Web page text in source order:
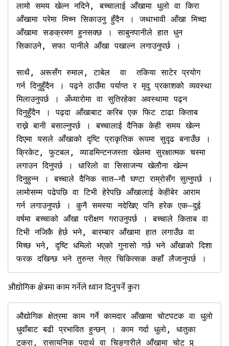
लामो समय खेल्न नदिने, बच्चालाई आँखामा धुलो वा किरा
आँखामा परेमा मिच्न सिकाउनु हुँदैन । जथाभावी आँखा मिच्दा
आँखामा सङक्रमण हुनसक्छ । साबुनपानीले हात धुन
सिकाउने, सफा पानीले आँखा पखाल्न लगाउनुपर्छ ।
साथै, अरूसँग रुमाल, टाबेल  वा  तकिया साटेर प्रयोग
गर्न दिनुहुँदैन । पढ्ने ठाउँमा पर्याप्त र मृदु प्रकाशको व्यवस्था
मिलाउनुपर्छ । अँध्यारोमा वा सुतिरहेका अवस्थामा पढ्न
दिनुहुँदैन । पढ्दा आँखाबाट करिब एक फिट टाढा किताब
राख्ने बानी बसाल्नुपर्छ । बच्चालाई दैनिक केही समय खेल्न
दिएमा यसले आँखाको दृष्टि प्राकृतिक रूपमा सुदृढ बनाउँछ ।
क्रिकेट, फुटबल, व्याडमिन्टनजस्ता खेलमा सुरक्षात्मक चस्मा
लगाउन दिनुपर्छ । धारिलो वा सिसाजन्य खेलौना खेल्न
दिनुहुन्न । बच्चाले दैनिक सात–नौ घण्टा राम्रोसँग सुत्नुपर्छ ।
लामोसम्म पढेपछि वा टिभी हेरेपछि आँखालाई केहीबेर आराम
गर्न लगाउनुपर्छ । कुनै समस्या नदेखिए पनि हरेक एक–दुई
वर्षमा बच्चाको आँखा परीक्षण गराउनुपर्छ । बच्चाले किताब वा
टिभी नजिकै हेर्छ भने, बारम्बार आँखामा हात लगाउँछ वा
मिच्छ भने, दृष्टि धमिलो भएको गुनासो गर्छ भने आँखाको दिशा
फरक दखिन्छ भने तुरुन्त नेत्र चिकित्सक कहाँ लैजानुपर्छ ।
औद्योगिक क्षेत्रमा काम गर्नेले ध्यान दिनुपर्ने कुरा
औद्योगिक क्षेत्रमा काम गर्ने कामदार आँखामा चोटपटक वा धुलो
धुवाँबाट बढी प्रभावित हुन्छन् । काम गर्दा धुलो, धातुका
टुक्रा, रासायनिक पदार्थ वा चिङ्गारीले आँखामा चोट पुर्‍